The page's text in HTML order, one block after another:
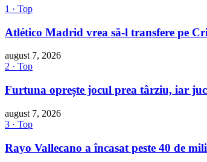
1 · Top
Atlético Madrid vrea să-l transfere pe
august 7, 2026
2 · Top
Furtuna oprește jocul prea târziu, iar
august 7, 2026
3 · Top
Rayo Vallecano a încasat peste 40 de